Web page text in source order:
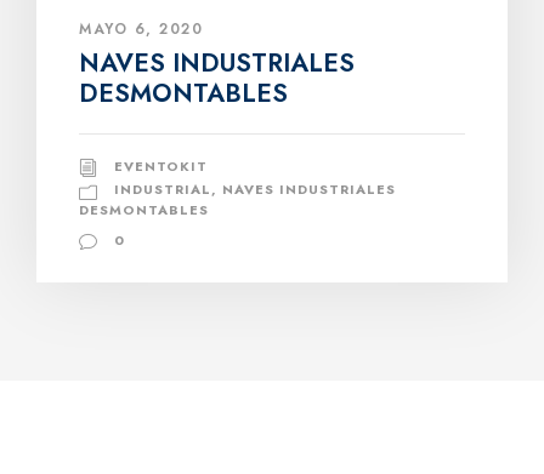
MAYO 6, 2020
NAVES INDUSTRIALES
DESMONTABLES
EVENTOKIT
INDUSTRIAL, NAVES INDUSTRIALES
DESMONTABLES
0